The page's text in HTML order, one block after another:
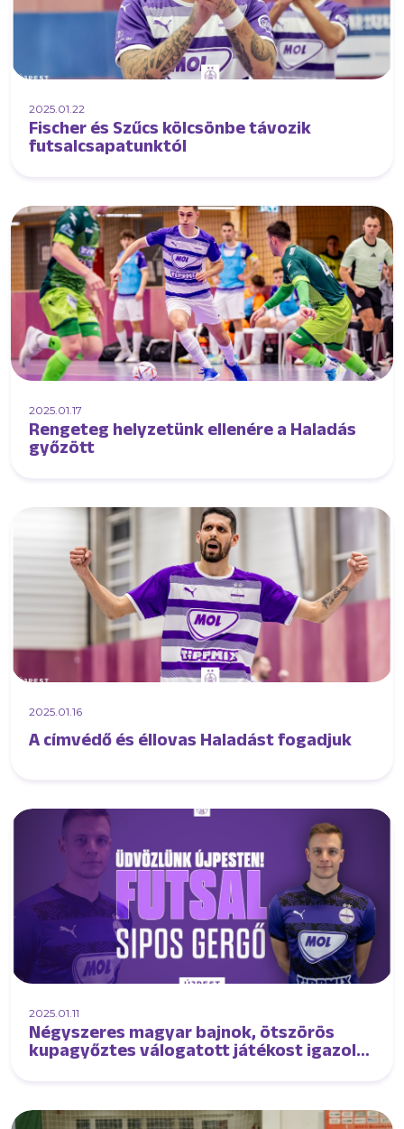
2025.01.22
Fischer és Szűcs kölcsönbe távozik
futsalcsapatunktól
2025.01.17
Rengeteg helyzetünk ellenére a Haladás
győzött
2025.01.16
A címvédő és éllovas Haladást fogadjuk
2025.01.11
Négyszeres magyar bajnok, ötszörös
kupagyőztes válogatott játékost igazolt